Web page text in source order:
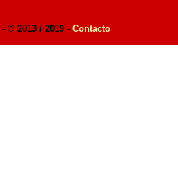
- © 2013 / 2019 - Contacto